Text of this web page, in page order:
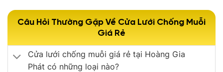
Câu Hỏi Thường Gặp Về Cửa Lưới Chống Muỗi
Giá Rẻ
Cửa lưới chống muỗi giá rẻ tại Hoàng Gia
Phát có những loại nào?